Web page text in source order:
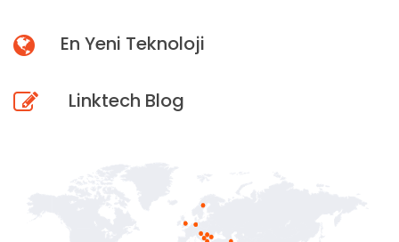
En Yeni Teknoloji
Linktech Blog